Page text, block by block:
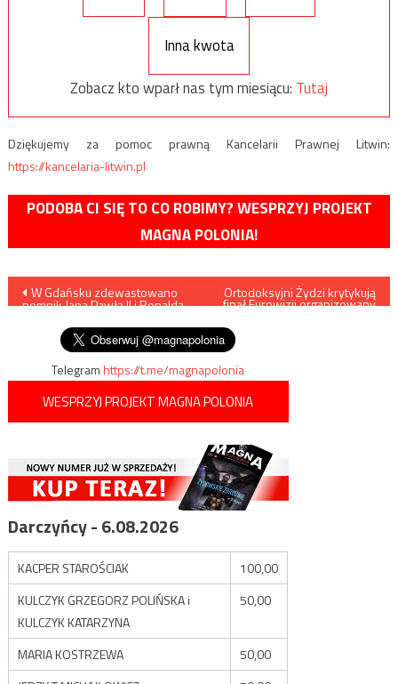
Inna kwota
Zobacz kto wparł nas tym miesiącu: Tutaj
Dziękujemy za pomoc prawną Kancelarii Prawnej Litwin:
https://kancelaria-litwin.pl
PODOBA CI SIĘ TO CO ROBIMY? WESPRZYJ PROJEKT
MAGNA POLONIA!
Nawigacja
wpisu
W Gdańsku zdewastowano
pomnik Jana Pawła II i Ronalda
Ortodoksyjni Żydzi krytykują
finał Eurowizji organizowany
Telegramhttps://t.me/magnapolonia
WESPRZYJ PROJEKT MAGNA POLONIA
Darczyńcy - 6.08.2026
KACPER STAROŚCIAK
100,00
KULCZYK GRZEGORZ POLIŃSKA i
KULCZYK KATARZYNA
50,00
MARIA KOSTRZEWA
50,00